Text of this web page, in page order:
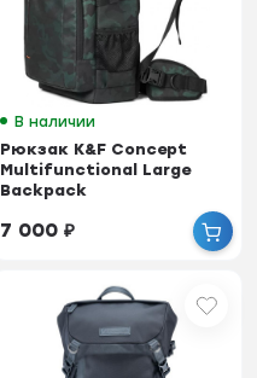
В наличии
Рюкзак K&F Concept
Multifunctional Large
Backpack
7 000₽